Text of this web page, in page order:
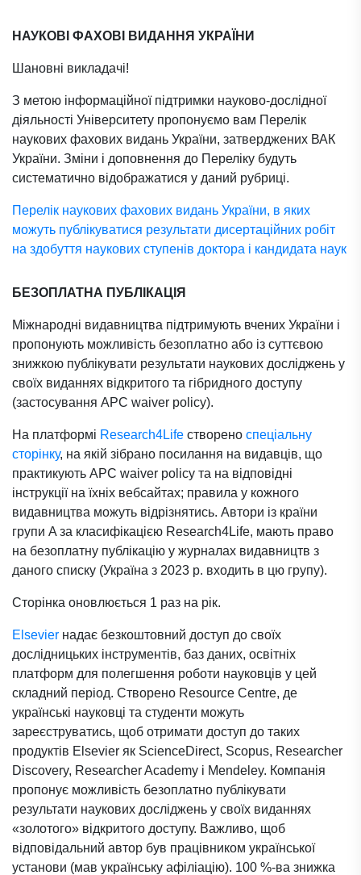
НАУКОВІ ФАХОВІ ВИДАННЯ УКРАЇНИ
Шановні викладачі!
З метою інформаційної підтримки науково-дослідної
діяльності Університету пропонуємо вам Перелік
наукових фахових видань України, затверджених ВАК
України. Зміни і доповнення до Переліку будуть
систематично відображатися у даний рубриці.
Перелік наукових фахових видань України, в яких
можуть публікуватися результати дисертаційних робіт
на здобуття наукових ступенів доктора і кандидата наук
БЕЗОПЛАТНА ПУБЛІКАЦІЯ
Міжнародні видавництва підтримують вчених України і
пропонують можливість безоплатно або із суттєвою
знижкою публікувати результати наукових досліджень у
своїх виданнях відкритого та гібридного доступу
(застосування APC waiver policy).
На платформі Research4Life створено спеціальну
сторінку, на якій зібрано посилання на видавців, що
практикують APC waiver policy та на відповідні
інструкції на їхніх вебсайтах; правила у кожного
видавництва можуть відрізнятись. Автори із країни
групи A за класифікацією Research4Life, мають право
на безоплатну публікацію у журналах видавництв з
даного списку (Україна з 2023 р. входить в цю групу).
Сторінка оновлюється 1 раз на рік.
Elsevier надає безкоштовний доступ до своїх
дослідницьких інструментів, баз даних, освітніх
платформ для полегшення роботи науковців у цей
складний період. Створено Resource Centre, де
українські науковці та студенти можуть
зареєструватись, щоб отримати доступ до таких
продуктів Elsevier як ScienceDirect, Scopus, Researcher
Discovery, Researcher Academy і Mendeley. Компанія
пропонує можливість безоплатно публікувати
результати наукових досліджень у своїх виданнях
«золотого» відкритого доступу. Важливо, щоб
відповідальний автор був працівником української
установи (мав українську афіліацію). 100 %-ва знижка